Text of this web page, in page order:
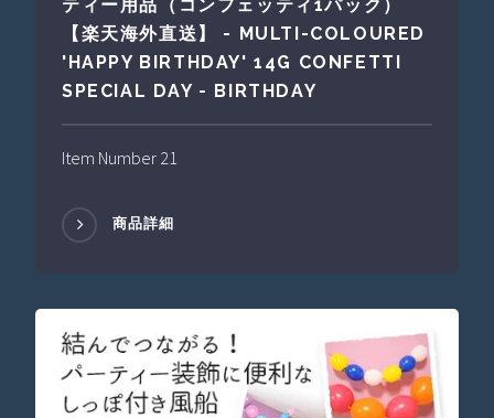
ティー用品（コンフェッティ1パック）
【楽天海外直送】 - MULTI-COLOURED
'HAPPY BIRTHDAY' 14G CONFETTI
SPECIAL DAY - BIRTHDAY
Item Number 21
商品詳細